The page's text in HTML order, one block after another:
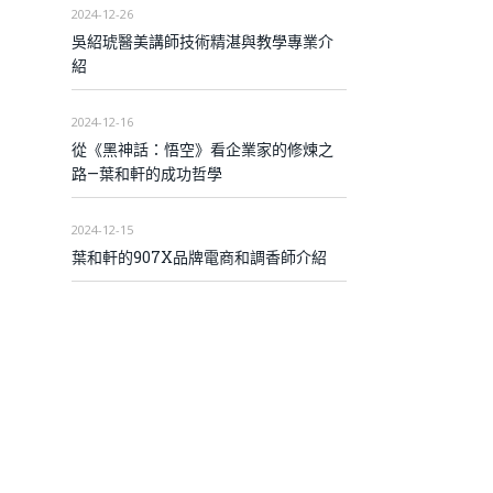
2024-12-26
吳紹琥醫美講師技術精湛與教學專業介
紹
2024-12-16
從《黑神話：悟空》看企業家的修煉之
路—葉和軒的成功哲學
2024-12-15
葉和軒的907X品牌電商和調香師介紹